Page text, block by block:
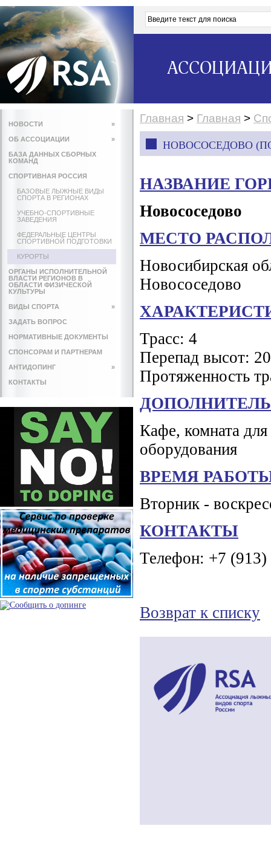
НОВОСТИ »
ОБ АССОЦИАЦИИ »
БАЗА ДАННЫХ СБОРНЫХ
КОМАНД
СПОРТИВНАЯ РОССИЯ
БАЗОВЫЕ ЛЫЖНЫЕ ВИДЫ
СПОРТА В РЕГИОНАХ
УЧЕБНО-СПОРТИВНЫЕ
ЗАВЕДЕНИЯ
ФЕДЕРАЛЬНЫЕ ЦЕНТРЫ
СПОРТИВНОЙ ПОДГОТОВКИ
КУРОРТЫ
ОРГАНЫ ИСПОЛНИТЕЛЬНОЙ
ВЛАСТИ РЕГИОНОВ В
ОБЛАСТИ ФИЗИЧЕСКОЙ
КУЛЬТУРЫ
ВИДЫ СПОРТА »
ЗАДАТЬ ВОПРОС
НОРМАТИВНЫЕ ДОКУМЕНТЫ
СПОНСОРАМ И ПАРТНЕРАМ
АНТИДОПИНГ »
КОНТАКТЫ
Главная > Главная >
НОВОСОСЕДОВО
НАЗВАНИЕ
Новососедово
МЕСТО
Новосибирская
Новососедово
Трасс: 4
Перепад высот:
Протяженность
Кафе, комната
оборудования
ВРЕМЯ
Вторник -
КОНТАКТЫ
Телефон: +7
Возврат к списку